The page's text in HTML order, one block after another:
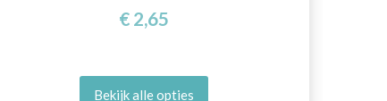
€ 2,65
Bekijk alle opties